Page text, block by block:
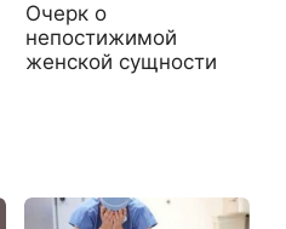
Очерк о
непостижимой
женской сущности